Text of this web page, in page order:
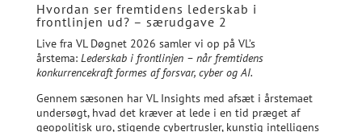
Hvordan ser fremtidens lederskab i
frontlinjen ud? – særudgave 2
Live fra VL Døgnet 2026 samler vi op på VL’s
årstema: Lederskab i frontlinjen – når fremtidens
konkurrencekraft formes af forsvar, cyber og AI.
Gennem sæsonen har VL Insights med afsæt i årstemaet
undersøgt, hvad det kræver at lede i en tid præget af
geopolitisk uro, stigende cybertrusler, kunstig intelligens